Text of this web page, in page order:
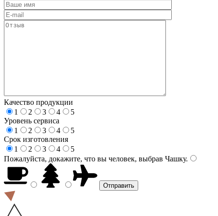
Качество продукции
1
2 3 4
5
Уровень сервиса
1
2 3 4
5
Срок изготовления
1
2 3 4
5
Пожалуйста, докажите, что вы человек, выбрав Чашку.